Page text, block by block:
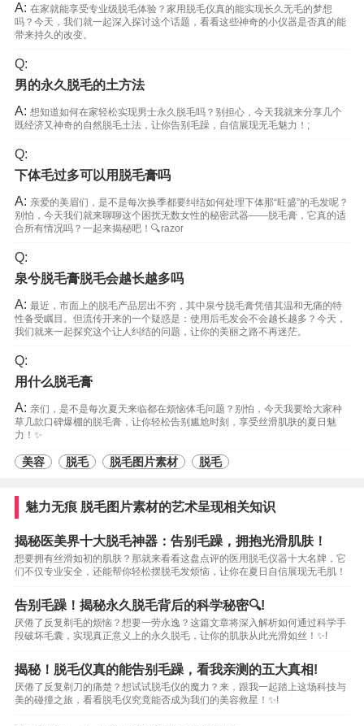
A: 在家就能享受专业级脱毛体验？家用脱毛仪真的能实现长久无毛的梦想
吗？今天，我们就一起深入探讨这个话题，看看这些神奇的小仪器是否真的能
带来持久的改变。
Q:
男的永久脱毛的土方法
A: 想知道如何在家轻松实现男士永久脱毛吗？别担心，今天我就来分享几个
既经济又神奇的自然脱毛土法，让你告别毛躁，自信展现无毛魅力！;
Q:
下体毛过多可以用脱毛膏吗
A: 亲爱的美眉们，是不是每次换季都要纠结如何处理下体那“旺盛”的毛发呢？
别怕，今天我们就来聊聊这个困扰无数女性的秘密武器——脱毛膏，它真的适
合所有情况吗？一起来揭秘吧！🔍razor
Q:
泉兮脱毛膏脱毛会越长越多吗
A: 最近，市面上的脱毛产品层出不穷，其中泉兮脱毛膏凭借其温和无痛的特
性备受瞩目。但流传开来的一个疑惑是：使用后毛发会不会越长越多？今天，
我们就来一起探究这个让人纠结的问题，让你的美丽之路不再迷茫。
Q:
用什么脱毛膏
A: 亲们，是不是每次夏天来临都在烦恼体毛问题？别怕，今天我要给大家种
草几款口碑爆棚的脱毛膏，让你轻松告别尴尬时刻，享受丝滑肌肤的夏日魅
力！✨
美容 脱毛 脱毛图片素材 脱毛
魅力无痕 脱毛图片素材的艺术呈现相关知识
揭秘医美界十大脱毛神器：告别毛躁，拥抱光滑肌肤！
想要拥有丝滑如初的肌肤？那就来看看这盘点评的医用脱毛仪器十大名牌，它
们不仅专业安全，还能帮你轻松摆脱毛发烦恼，让你在夏日自信展现无毛肌！
告别毛躁！揭秘永久脱毛背后的科学秘密🔍!
厌倦了反复剃毛的烦恼？想要一劳永逸？这篇文章将深入解析如何通过科学手
段破坏毛囊，实现真正意义上的永久脱毛，让你的肌肤从此光滑如丝！✨!
揭秘！脱毛仪真的能告别毛躁，看我亲测的五大真相!
厌倦了反复剃刀的痛楚？想试试脱毛仪的魔力？来，跟我一起踏上这场科技与
美的碰撞之旅，看看脱毛仪究竟能否成为我们的美容救星！✨!